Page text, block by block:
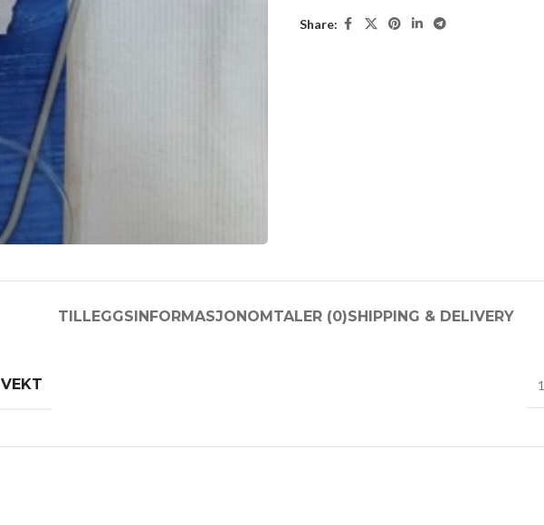
Share:
TILLEGGSINFORMASJONOMTALER (0)SHIPPING & DELIVERY
VEKT